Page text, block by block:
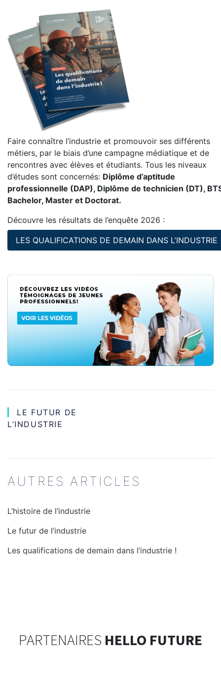
AUTRES ARTICLES
L’histoire de l’industrie
Le futur de l’industrie
Les qualifications de demain dans l’industrie !
Faire connaître l’industrie et promouvoir ses différents
métiers, par le biais d’une campagne médiatique et de
rencontres avec élèves et étudiants. Tous les niveaux
d’études sont concernés: Diplôme d’aptitude
professionnelle (DAP), Diplôme de technicien (DT),
Bachelor, Master et Doctorat.
Découvre les résultats de l’enquête 2026 :
LES QUALIFICATIONS DE DEMAIN DANS L’INDUSTRIE
NAVIGATION
DE
LE FUTUR DE
L’INDUSTRIE
PARTENAIRES HELLO FUTURE